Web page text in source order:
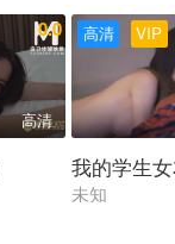
0.0
高清
VIP
高清
我的学生
未知